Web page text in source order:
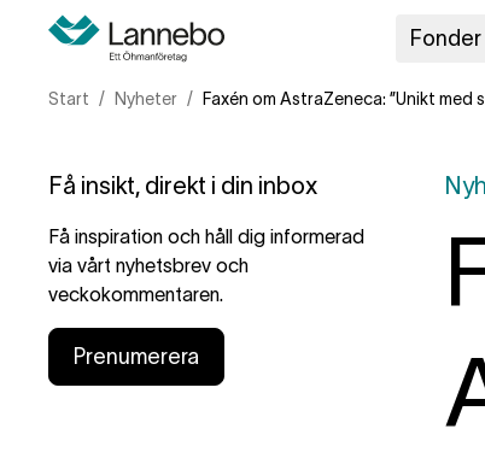
Fonder
Start Nyheter Faxén om AstraZeneca: ”Unikt med
Få insikt, direkt i din inbox
Få inspiration och håll dig informerad
via vårt nyhetsbrev och
veckokommentaren.
Prenumerera